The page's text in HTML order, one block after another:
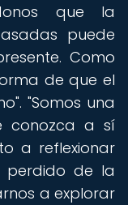
que la
puede
Como
de que el
"Somos una
conozca a sí
a reflexionar
perdido de la
a explorar